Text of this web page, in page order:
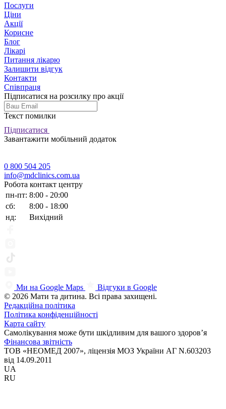
Послуги
Ціни
Акції
Корисне
Блог
Лікарі
Питання лікарю
Залишити відгук
Контакти
Співпраця
Підписатися на розсилку про акції
Текст помилки
Підписатися
Завантажити мобільний додаток
0 800 504 205
info@mdclinics.com.ua
Робота контакт центру
пн-пт: 8:00 - 20:00
сб:
8:00 - 18:00
нд:
Вихідний
Ми на Google Maps
Відгуки в Google
© 2026 Мати та дитина. Всі права захищені.
Редакційна політика
Політика конфіденційності
Карта сайту
Самолікування може бути шкідливим для вашого здоров’я
Фінансова звітність
ТОВ «НЕОМЕД 2007», ліцензія МОЗ України АГ N.603203
від 14.09.2011
UA
RU